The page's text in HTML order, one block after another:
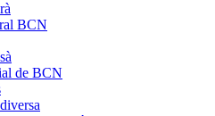
BCN
de BCN